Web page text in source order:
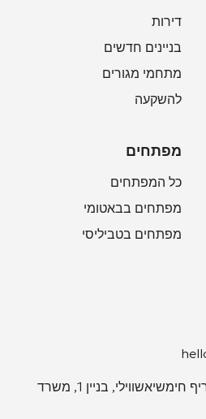
דירות
בניינים חדשים
מתחמי מגורים
להשקעה
מפתחים
כל המפתחים
מפתחים בבאטומי
מפתחים בטביליסי
גאורגיה, באטומי, רחוב שריף חימשיאשווילי, בניין 1, משרד